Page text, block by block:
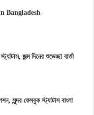
Bangladesh
জন্ম দিনের শুভেচ্ছা বার্তা
সুন্দর ফেসবুক স্ট্যাটাস বাংলা